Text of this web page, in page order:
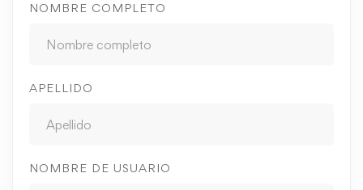
NOMBRE COMPLETO
APELLIDO
NOMBRE DE USUARIO